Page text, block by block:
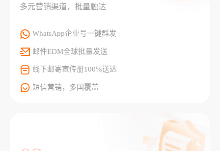
多元营销渠道，批量触达
WhatsApp企业号一键群发
邮件EDM全球批量发送
线下邮寄宣传册100%送达
短信营销，多国覆盖